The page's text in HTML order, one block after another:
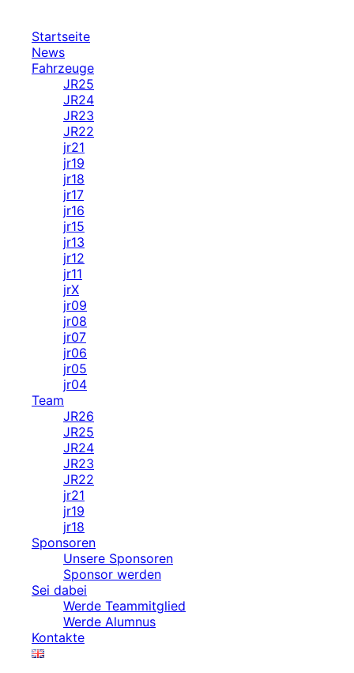
contentStartseite
News
Fahrzeuge
JR25
JR24
JR23
JR22
jr21
jr19
jr18
jr17
jr16
jr15
jr13
jr12
jr11
jrX
jr09
jr08
jr07
jr06
jr05
jr04
Team
JR26
JR25
JR24
JR23
JR22
jr21
jr19
jr18
Sponsoren
Unsere Sponsoren
Sponsor werden
Sei dabei
Werde Teammitglied
Werde Alumnus
Kontakte